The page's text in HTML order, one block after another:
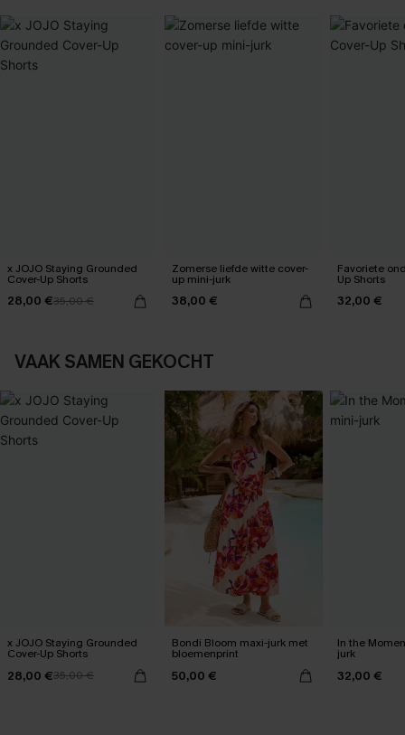
x JOJO Staying Grounded
Cover-Up Shorts
28,00 €35,00 €
Zomerse liefde witte cover-
up mini-jurk
38,00 €
Favoriete
Up Shorts
32,00 €
VAAK SAMEN GEKOCHT
x JOJO Staying Grounded
Cover-Up Shorts
28,00 €35,00 €
Bondi Bloom maxi-jurk met
bloemenprint
50,00 €
In the
jurk
32,00 €